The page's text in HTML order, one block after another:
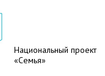
Национальный проект
«Семья»